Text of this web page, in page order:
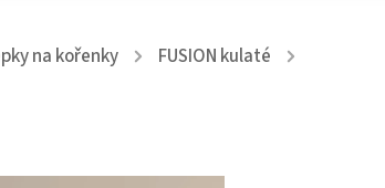
na kořenky / FUSION kulaté
/